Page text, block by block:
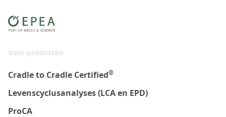
Voor producten
Cradle to Cradle Certified®
Levenscyclusanalyses (LCA en EPD)
ProCA